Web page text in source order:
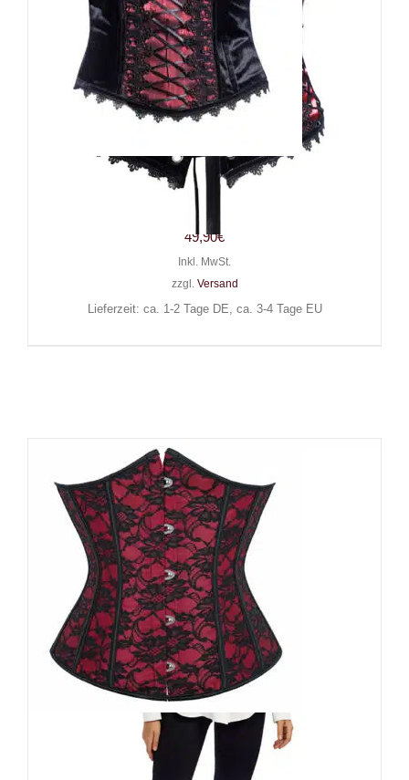
Taillenmieder Bloody Night
Blossom
49,90€
Inkl. MwSt.
zzgl. Versand
Lieferzeit: ca. 1-2 Tage DE, ca. 3-4 Tage EU
Moon Attic Korsett Flowers
of Red